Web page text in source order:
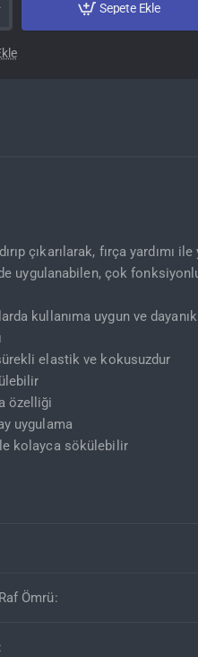
Sepete Ekle
çıkarılarak, fırça
uygulanabilen, çok
kullanıma uygun ve
elastik ve kokusuzdur
özelliği
uygulama
kolayca sökülebilir
Ömrü: